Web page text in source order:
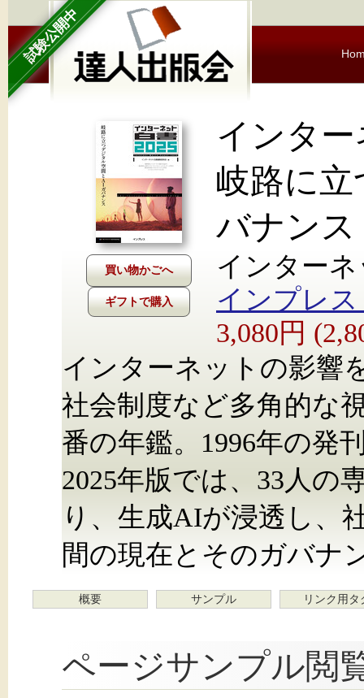
試験公開中
ギフトで購入
インタ
岐路に
バナンス
インター
インプレス
3,080円
インターネットの影響
社会制度など多角的な
番の年鑑。1996年の発
2025年版では、33人の
り、生成AIが浸透し、
間の現在とそのガバナ
概要 サンプル リンク用タ
ページサンプル閲